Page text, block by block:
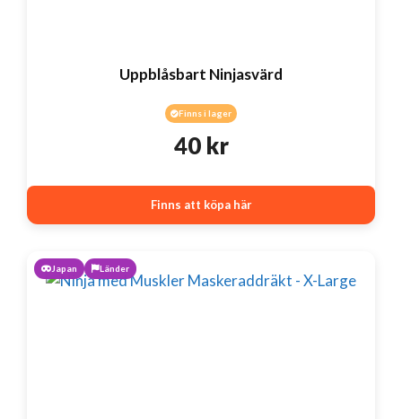
Uppblåsbart Ninjasvärd
Finns i lager
40 kr
Finns att köpa här
Japan Länder